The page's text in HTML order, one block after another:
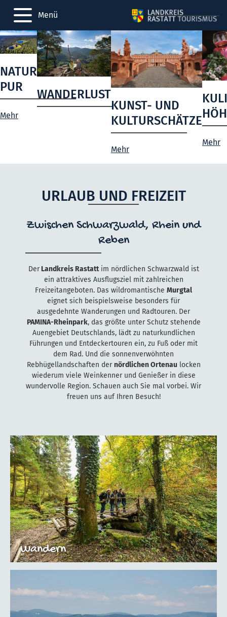
Menü
NATUR
PUR
Mehr
WANDERLUST
KUNST- UND
KULTURSCHÄTZE
Mehr
Mehr
URLAUB UND FREIZEIT
Zwischen Schwarzwald, Rhein und
Reben
DerLandkreis Rastattim nördlichen Schwarzwald ist
ein attraktives Ausflugsziel mit zahlreichen
Freizeitangeboten. Das wildromantische Murgtal
eignet sich beispielsweise besonders für
ausgedehnte Wanderungen und Radtouren. Der
PAMINA-Rheinpark, das größte unter Schutz stehende
Auengebiet Deutschlands, lädt zu naturkundlichen
Führungen und Entdeckertouren ein, zu Fuß oder mit
dem Rad. Und die sonnenverwöhnten
Rebhügellandschaften dernördlichen Ortenaulocken
wiederum viele Weinkenner und Genießer in diese
wundervolle Region. Schauen auch Sie mal vorbei. Wir
freuen uns auf Ihren Besuch!
Wandern